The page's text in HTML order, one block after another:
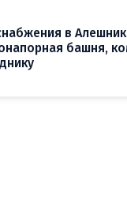
в
башня,